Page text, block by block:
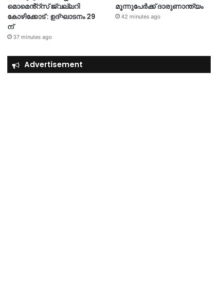
മൊമെൻ്റ്സ് ജ്വല്ലറി
കോഴിക്കോട് : ഉദ്ഘാടനം 29
ന്
37 minutes ago
മൂന്നുപേർക്ക് ദാരുണാന്ത്യം
42 minutes ago
Advertisement